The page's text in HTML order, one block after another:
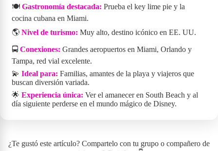
🍽️ Gastronomía destacada: Prueba el key lime pie y la
cocina cubana en Miami.
🌎 Nivel de turismo: Muy alto, destino icónico en EE. UU.
🚍 Conexiones: Grandes aeropuertos en Miami, Orlando y
Tampa, red vial excelente.
💫 Ideal para: Familias, amantes de la playa y viajeros que
buscan diversión variada.
🌟 Experiencia única: Ver el amanecer en South Beach y al
día siguiente perderse en el mundo mágico de Disney.
¿Te gustó este artículo? Compartelo con tu grupo o compañero de